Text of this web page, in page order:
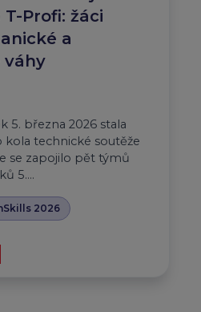
Profi: žáci
a
5. března 2026 stala
kola technické soutěže
se zapojilo pět týmů
5….
2026